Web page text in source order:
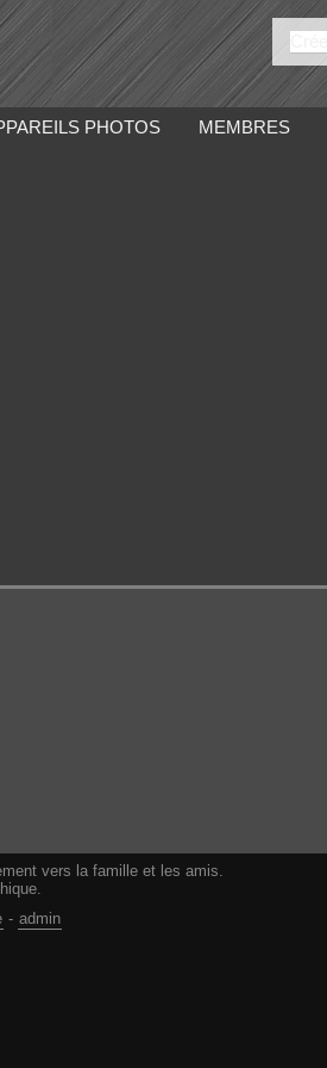
PHOTOS MEMBRES
vers la famille et les amis.
- admin